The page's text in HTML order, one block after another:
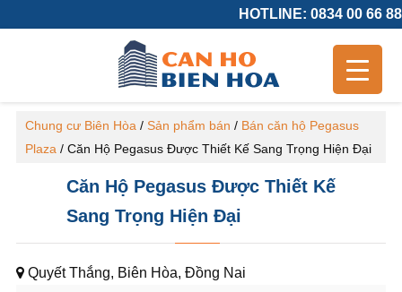
HOTLINE: 0834 00 66 88
Chung cư Biên Hòa / Sản phẩm bán / Bán căn hộ Pegasus
Plaza / Căn Hộ Pegasus Được Thiết Kế Sang Trọng Hiện Đại
Căn Hộ Pegasus Được Thiết Kế
Sang Trọng Hiện Đại
Quyết Thắng, Biên Hòa, Đồng Nai